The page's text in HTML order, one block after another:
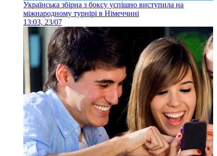
Українська збірна з боксу успішно виступила на
міжнародному турнірі в Німеччині
13:03, 23/07